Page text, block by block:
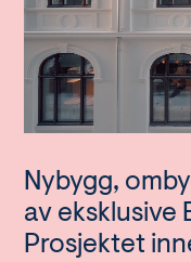
Nybygg,
av eksklusive
Prosjektet